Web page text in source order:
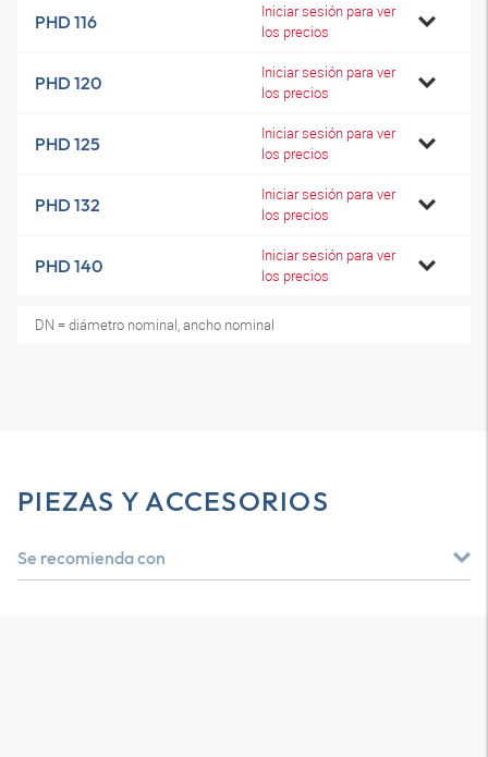
PHD 116
Iniciar sesión para ver
los precios
PHD 120
Iniciar sesión para ver
los precios
PHD 125
Iniciar sesión para ver
los precios
PHD 132
Iniciar sesión para ver
los precios
PHD 140
Iniciar sesión para ver
los precios
DN = diámetro nominal, ancho nominal
PIEZAS Y ACCESORIOS
Se recomienda con